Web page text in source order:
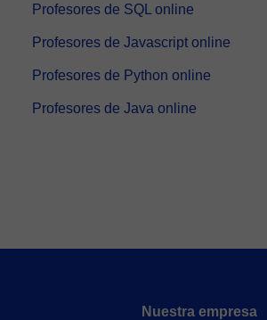
Profesores de SQL online
Profesores de Javascript online
Profesores de Python online
Profesores de Java online
Nuestra empresa